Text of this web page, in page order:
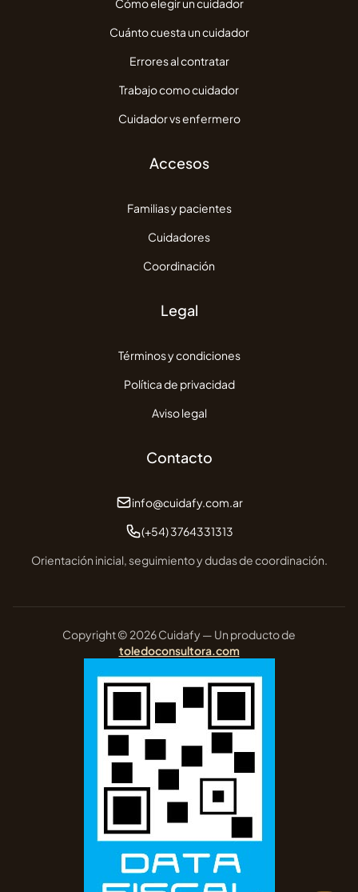
Cómo elegir un cuidador
Cuánto cuesta un cuidador
Errores al contratar
Trabajo como cuidador
Cuidador vs enfermero
Accesos
Familias y pacientes
Cuidadores
Coordinación
Legal
Términos y condiciones
Política de privacidad
Aviso legal
Contacto
info@cuidafy.com.ar
(+54) 3764331313
Orientación inicial, seguimiento y dudas de coordinación.
Copyright © 2026 Cuidafy — Un producto de
toledoconsultora.com